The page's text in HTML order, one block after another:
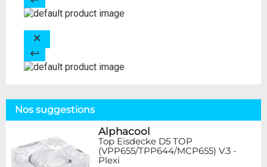
Nos suggestions
Alphacool
Top Eisdecke D5 TOP
(VPP655/TPP644/MCP655) V.3 -
Plexi